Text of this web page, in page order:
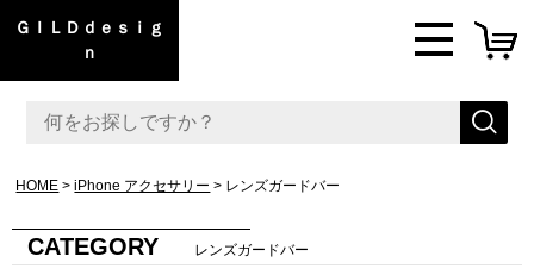
ＧＩＬＤｄｅｓｉｇ
ｎ
HOME iPhone アクセサリー レンズガードバー
CATEGORY レンズガードバー